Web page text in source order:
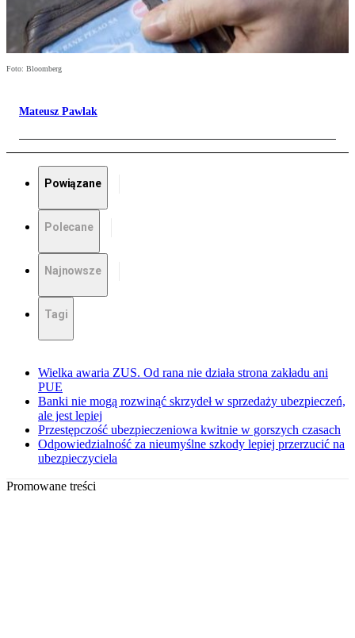
Foto: Bloomberg
Mateusz Pawlak
Powiązane
Polecane
Najnowsze
Tagi
Wielka awaria ZUS. Od rana nie działa strona zakładu ani
PUE
Banki nie mogą rozwinąć skrzydeł w sprzedaży ubezpieczeń,
ale jest lepiej
Przestępczość ubezpieczeniowa kwitnie w gorszych czasach
Odpowiedzialność za nieumyślne szkody lepiej przerzucić na
ubezpieczyciela
Promowane treści